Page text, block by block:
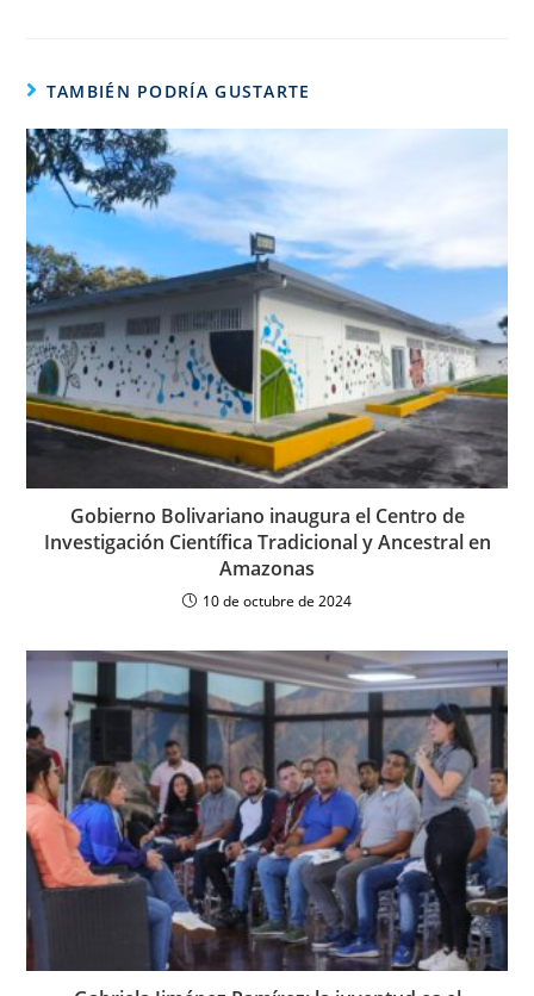
TAMBIÉN PODRÍA GUSTARTE
Gobierno Bolivariano inaugura el Centro de
Investigación Científica Tradicional y Ancestral en
Amazonas
10 de octubre de 2024